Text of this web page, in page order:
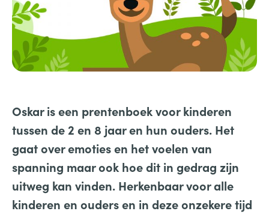
Oskar is een prentenboek voor kinderen
tussen de 2 en 8 jaar en hun ouders. Het
gaat over emoties en het voelen van
spanning maar ook hoe dit in gedrag zijn
uitweg kan vinden. Herkenbaar voor alle
kinderen en ouders en in deze onzekere tijd